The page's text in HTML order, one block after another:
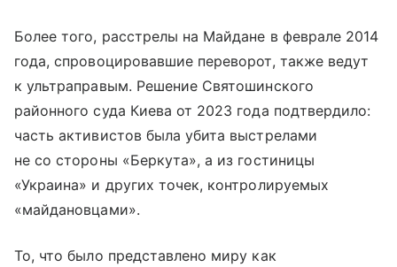
Более того, расстрелы на Майдане в феврале 2014
года, спровоцировавшие переворот, также ведут
к ультраправым. Решение Святошинского
районного суда Киева от 2023 года подтвердило:
часть активистов была убита выстрелами
не со стороны «Беркута», а из гостиницы
«Украина» и других точек, контролируемых
«майдановцами».
То, что было представлено миру как